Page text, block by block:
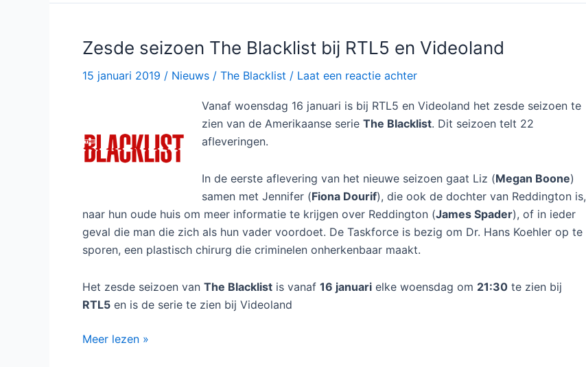
8
Videoland
Zesde seizoen The Blacklist bij RTL5 en Videoland
15 januari 2019 / Nieuws / The Blacklist / Laat een reactie achter
Vanaf woensdag 16 januari is bij RTL5 en Videoland het zesde seizoen te
zien van de Amerikaanse serie The Blacklist. Dit seizoen telt 22
afleveringen.
In de eerste aflevering van het nieuwe seizoen gaat Liz (Megan Boone)
samen met Jennifer (Fiona Dourif), die ook de dochter van Reddington is,
naar hun oude huis om meer informatie te krijgen over Reddington (James Spader), of in ieder
geval die man die zich als hun vader voordoet. De Taskforce is bezig om Dr. Hans Koehler op te
sporen, een plastisch chirurg die criminelen onherkenbaar maakt.
Het zesde seizoen van The Blacklist is vanaf 16 januari elke woensdag om 21:30 te zien bij
RTL5 en is de serie te zien bij Videoland
Zesde
Meer lezen »